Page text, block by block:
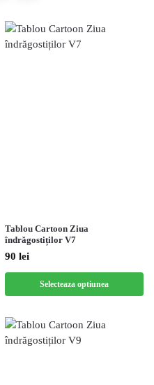
Tablou Cartoon Ziua
îndrăgostiților V7
90 lei
Selecteaza optiunea